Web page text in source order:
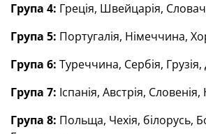
Група 4: Греція, Швейцарія,
Група 5: Португалія, Німеччина,
Група 6: Туреччина, Сербія, Грузія,
Група 7: Іспанія, Австрія, Словенія,
Група 8: Польща, Чехія, білорусь,